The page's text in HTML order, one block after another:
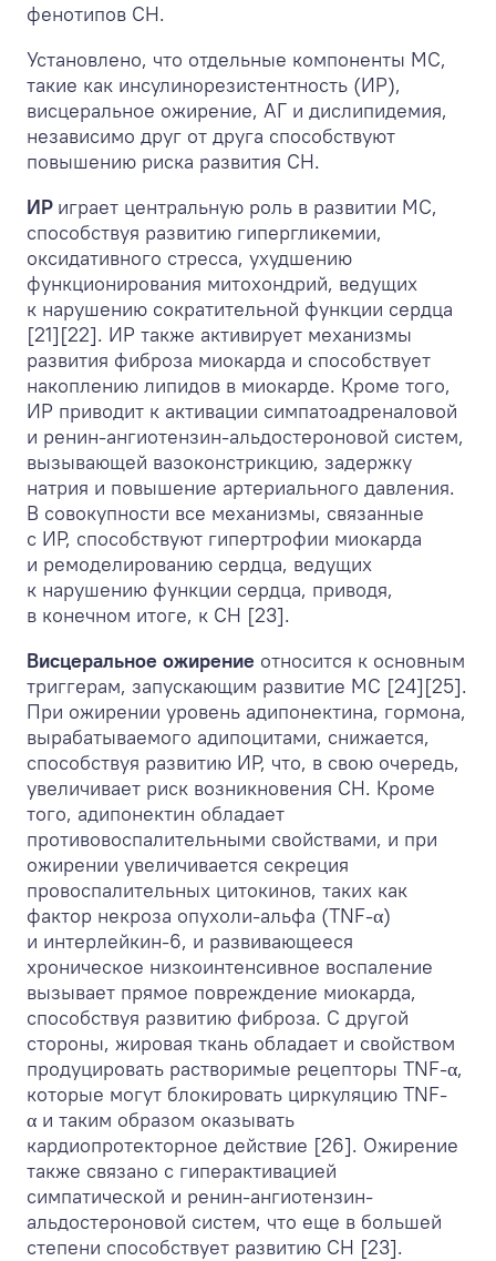
фенотипов СН.
Установлено, что отдельные компоненты МС,
такие как инсулинорезистентность (ИР),
висцеральное ожирение, АГ и дислипидемия,
независимо друг от друга способствуют
повышению риска развития СН.
ИР играет центральную роль в развитии МС,
способствуя развитию гипергликемии,
оксидативного стресса, ухудшению
функционирования митохондрий, ведущих
к нарушению сократительной функции сердца
[21][22]. ИР также активирует механизмы
развития фиброза миокарда и способствует
накоплению липидов в миокарде. Кроме того,
ИР приводит к активации симпатоадреналовой
и ренин-ангиотензин-альдостероновой систем,
вызывающей вазоконстрикцию, задержку
натрия и повышение артериального давления.
В совокупности все механизмы, связанные
с ИР, способствуют гипертрофии миокарда
и ремоделированию сердца, ведущих
к нарушению функции сердца, приводя,
в конечном итоге, к СН [23].
Висцеральное ожирение относится к основным
триггерам, запускающим развитие МС [24][25].
При ожирении уровень адипонектина, гормона,
вырабатываемого адипоцитами, снижается,
способствуя развитию ИР, что, в свою очередь,
увеличивает риск возникновения СН. Кроме
того, адипонектин обладает
противовоспалительными свойствами, и при
ожирении увеличивается секреция
провоспалительных цитокинов, таких как
фактор некроза опухоли-альфа (TNF-α)
и интерлейкин-6, и развивающееся
хроническое низкоинтенсивное воспаление
вызывает прямое повреждение миокарда,
способствуя развитию фиброза. С другой
стороны, жировая ткань обладает и свойством
продуцировать растворимые рецепторы TNF-α,
которые могут блокировать циркуляцию TNF-
α и таким образом оказывать
кардиопротекторное действие [26]. Ожирение
также связано с гиперактивацией
симпатической и ренин-ангиотензин-
альдостероновой систем, что еще в большей
степени способствует развитию СН [23].